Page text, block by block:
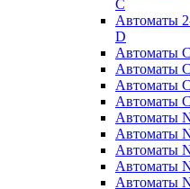
C
Автоматы
D
Автоматы
Автоматы
Автоматы
Автоматы
Автоматы
Автоматы
Автоматы
Автоматы
Автоматы